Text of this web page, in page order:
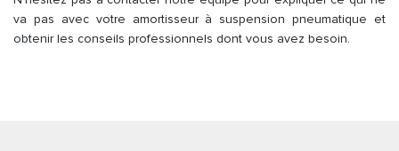
va pas avec votre amortisseur à suspension pneumatique et
obtenir les conseils professionnels dont vous avez besoin.